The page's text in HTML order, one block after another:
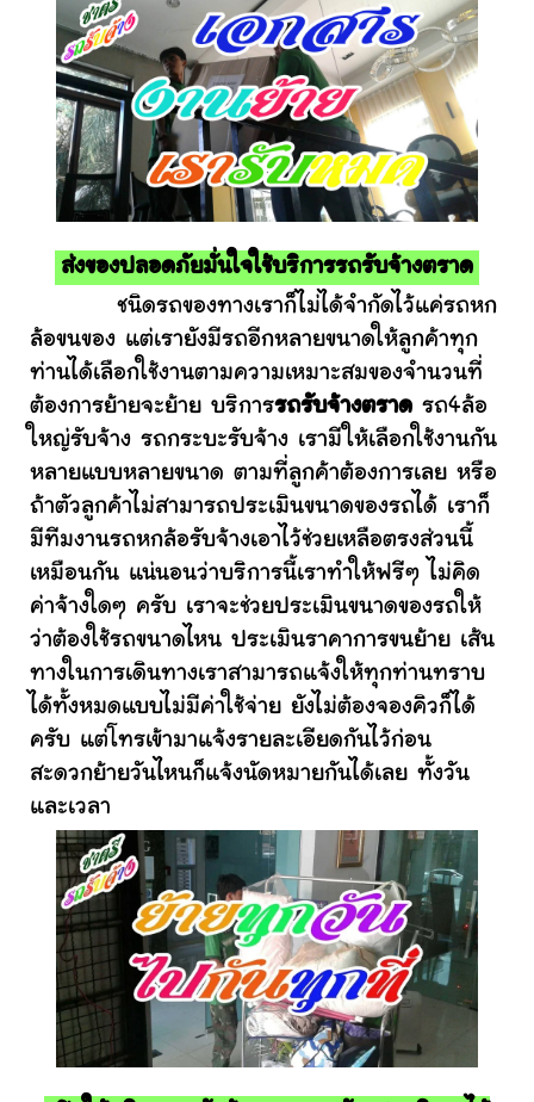
ส่งของปลอดภัยมั่นใจใช้บริการรถรับจ้างตราด
ชนิดรถของทางเราก็ไม่ได้จำกัดไว้แค่รถหก
ล้อขนของ แต่เรายังมีรถอีกหลายขนาดให้ลูกค้าทุก
ท่านได้เลือกใช้งานตามความเหมาะสมของจำนวนที่
ต้องการย้ายจะย้าย บริการรถรับจ้างตราด รถ4ล้อ
ใหญ่รับจ้าง รถกระบะรับจ้าง เรามีให้เลือกใช้งานกัน
หลายแบบหลายขนาด ตามที่ลูกค้าต้องการเลย หรือ
ถ้าตัวลูกค้าไม่สามารถประเมินขนาดของรถได้ เราก็
มีทีมงานรถหกล้อรับจ้างเอาไว้ช่วยเหลือตรงส่วนนี้
เหมือนกัน แน่นอนว่าบริการนี้เราทำให้ฟรีๆ ไม่คิด
ค่าจ้างใดๆ ครับ เราจะช่วยประเมินขนาดของรถให้
ว่าต้องใช้รถขนาดไหน ประเมินราคาการขนย้าย เส้น
ทางในการเดินทางเราสามารถแจ้งให้ทุกท่านทราบ
ได้ทั้งหมดแบบไม่มีค่าใช้จ่าย ยังไม่ต้องจองคิวก็ได้
ครับ แต่โทรเข้ามาแจ้งรายละเอียดกันไว้ก่อน
สะดวกย้ายวันไหนก็แจ้งนัดหมายกันได้เลย ทั้งวัน
และเวลา